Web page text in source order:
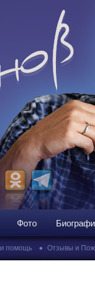
Фото
помощь • Отзывы и